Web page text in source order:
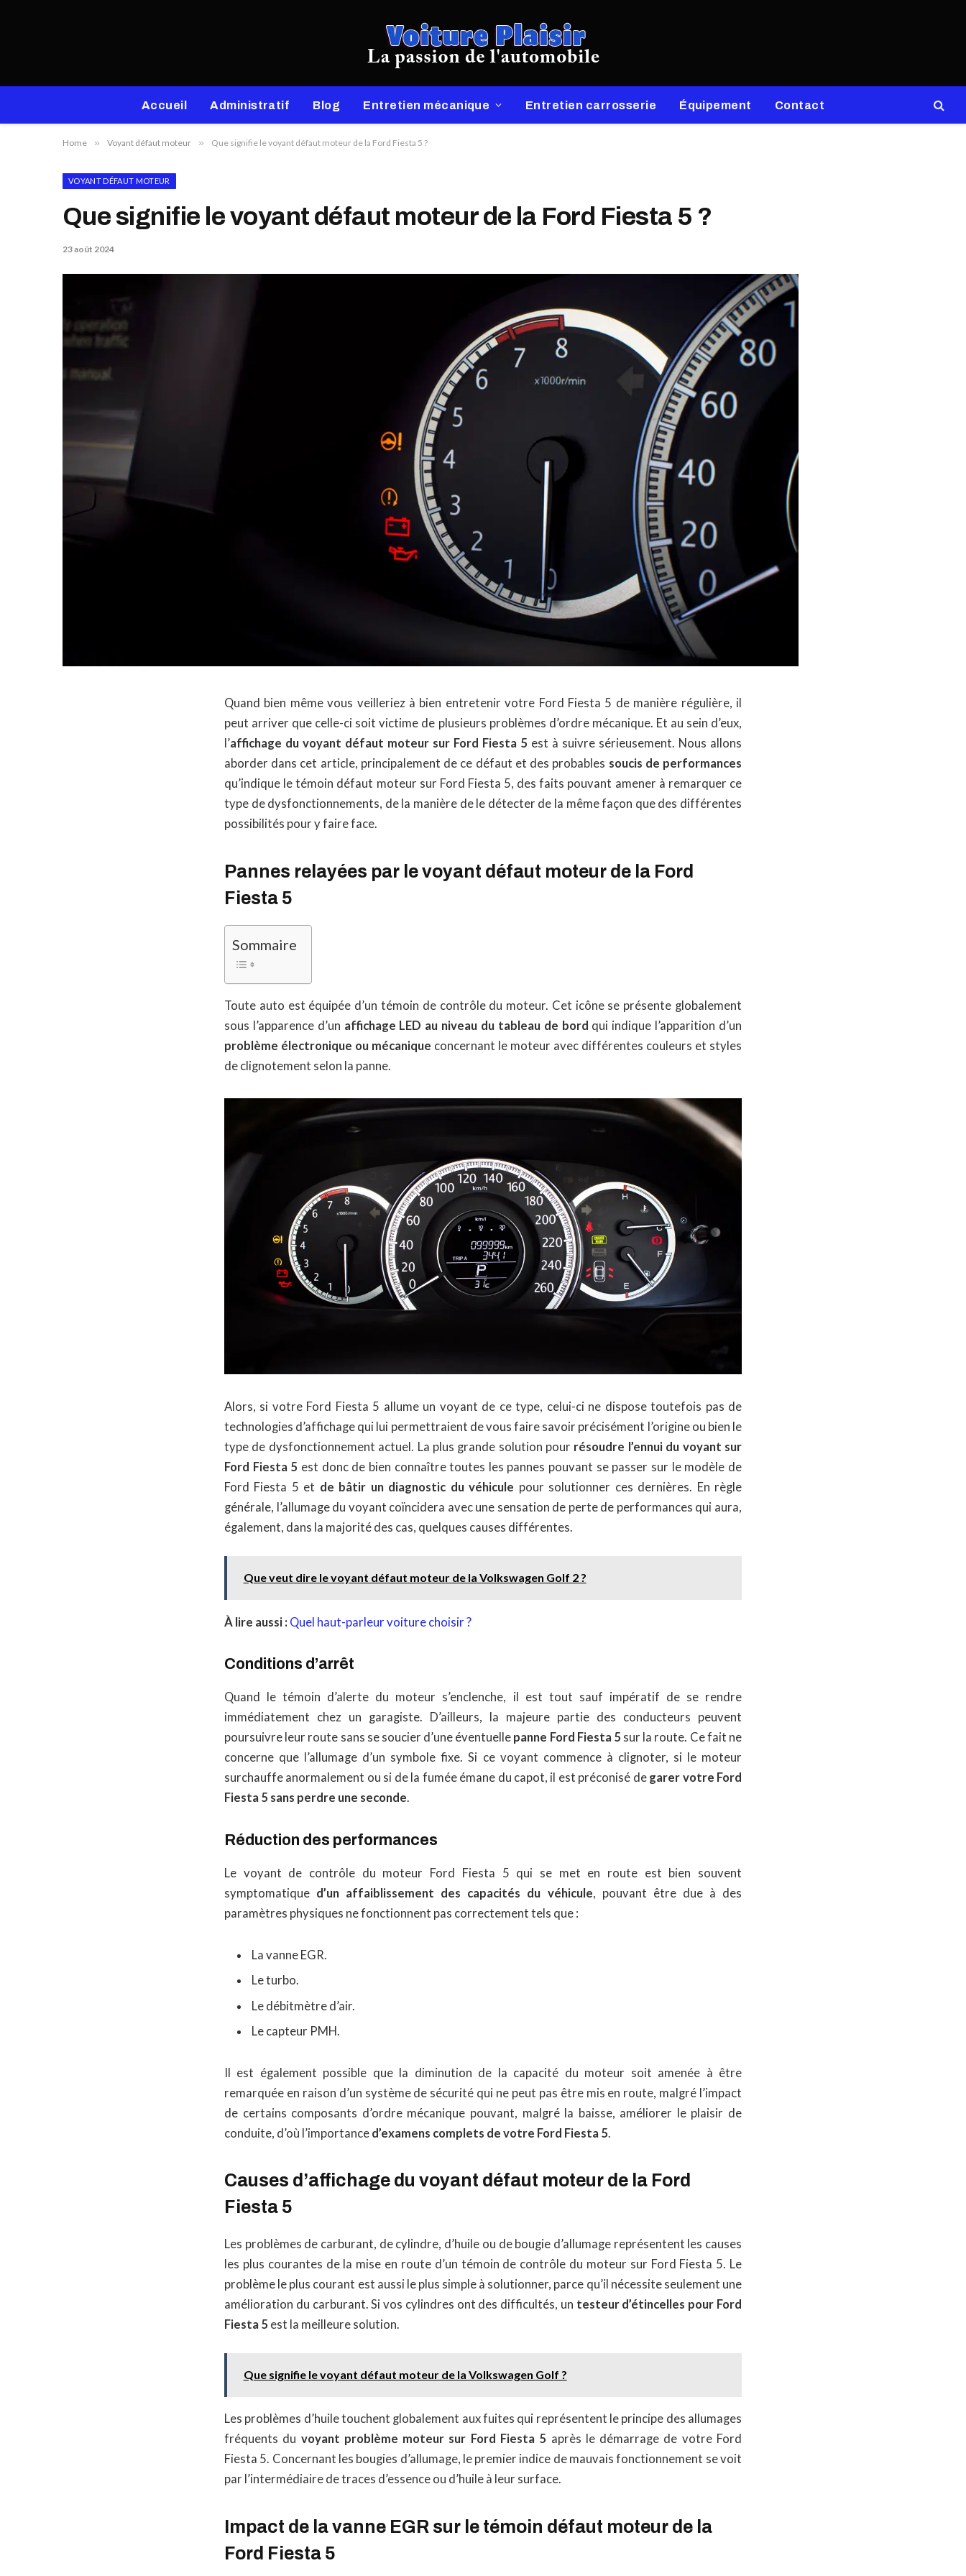
Accueil Administratif Blog Entretien mécanique Entretien carrosserie Équipement Contact
Home » Voyant défaut moteur » Que signifie le voyant défaut moteur de la Ford Fiesta 5 ?
VOYANT DÉFAUT MOTEUR
Que signifie le voyant défaut moteur de la Ford Fiesta 5 ?
23 août 2024
Quand bien même vous veilleriez à bien entretenir votre Ford Fiesta 5 de manière régulière, il
peut arriver que celle-ci soit victime de plusieurs problèmes d’ordre mécanique. Et au sein d’eux,
l’affichage du voyant défaut moteur sur Ford Fiesta 5 est à suivre sérieusement. Nous allons
aborder dans cet article, principalement de ce défaut et des probables soucis de performances
qu’indique le témoin défaut moteur sur Ford Fiesta 5, des faits pouvant amener à remarquer ce
type de dysfonctionnements, de la manière de le détecter de la même façon que des différentes
possibilités pour y faire face.
Pannes relayées par le voyant défaut moteur de la Ford
Fiesta 5
Sommaire
Toute auto est équipée d’un témoin de contrôle du moteur. Cet icône se présente globalement
sous l’apparence d’un affichage LED au niveau du tableau de bord qui indique l’apparition d’un
problème électronique ou mécanique concernant le moteur avec différentes couleurs et styles
de clignotement selon la panne.
Alors, si votre Ford Fiesta 5 allume un voyant de ce type, celui-ci ne dispose toutefois pas de
technologies d’affichage qui lui permettraient de vous faire savoir précisément l’origine ou bien le
type de dysfonctionnement actuel. La plus grande solution pour résoudre l’ennui du voyant sur
Ford Fiesta 5 est donc de bien connaître toutes les pannes pouvant se passer sur le modèle de
Ford Fiesta 5 et de bâtir un diagnostic du véhicule pour solutionner ces dernières. En règle
générale, l’allumage du voyant coïncidera avec une sensation de perte de performances qui aura,
également, dans la majorité des cas, quelques causes différentes.
Que veut dire le voyant défaut moteur de la Volkswagen Golf 2 ?
À lire aussi : Quel haut-parleur voiture choisir ?
Conditions d’arrêt
Quand le témoin d’alerte du moteur s’enclenche, il est tout sauf impératif de se rendre
immédiatement chez un garagiste. D’ailleurs, la majeure partie des conducteurs peuvent
poursuivre leur route sans se soucier d’une éventuelle panne Ford Fiesta 5 sur la route. Ce fait ne
concerne que l’allumage d’un symbole fixe. Si ce voyant commence à clignoter, si le moteur
surchauffe anormalement ou si de la fumée émane du capot, il est préconisé de garer votre Ford
Fiesta 5 sans perdre une seconde.
Réduction des performances
Le voyant de contrôle du moteur Ford Fiesta 5 qui se met en route est bien souvent
symptomatique d’un affaiblissement des capacités du véhicule, pouvant être due à des
paramètres physiques ne fonctionnent pas correctement tels que :
La vanne EGR.
Le turbo.
Le débitmètre d’air.
Le capteur PMH.
Il est également possible que la diminution de la capacité du moteur soit amenée à être
remarquée en raison d’un système de sécurité qui ne peut pas être mis en route, malgré l’impact
de certains composants d’ordre mécanique pouvant, malgré la baisse, améliorer le plaisir de
conduite, d’où l’importance d’examens complets de votre Ford Fiesta 5.
Causes d’affichage du voyant défaut moteur de la Ford
Fiesta 5
Les problèmes de carburant, de cylindre, d’huile ou de bougie d’allumage représentent les causes
les plus courantes de la mise en route d’un témoin de contrôle du moteur sur Ford Fiesta 5. Le
problème le plus courant est aussi le plus simple à solutionner, parce qu’il nécessite seulement une
amélioration du carburant. Si vos cylindres ont des difficultés, un testeur d’étincelles pour Ford
Fiesta 5 est la meilleure solution.
Que signifie le voyant défaut moteur de la Volkswagen Golf ?
Les problèmes d’huile touchent globalement aux fuites qui représentent le principe des allumages
fréquents du voyant problème moteur sur Ford Fiesta 5 après le démarrage de votre Ford
Fiesta 5. Concernant les bougies d’allumage, le premier indice de mauvais fonctionnement se voit
par l’intermédiaire de traces d’essence ou d’huile à leur surface.
Impact de la vanne EGR sur le témoin défaut moteur de la
Ford Fiesta 5